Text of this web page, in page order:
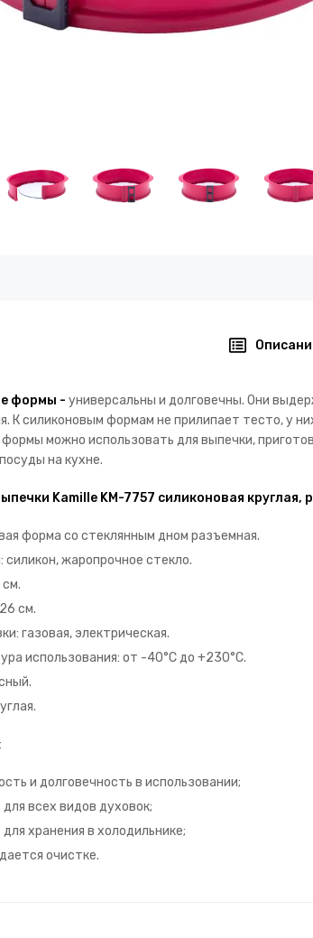
формы - универсальны и долговечны. Они
К силиконовым формам не прилипает тесто, у
можно использовать для выпечки,
на кухне.
Kamille KM-7757 силиконовая круглая,
форма со стеклянным дном разъемная.
силикон, жаропрочное стекло.
см.
газовая, электрическая.
использования: от -40°С до +230°С.
и долговечность в использовании;
всех видов духовок;
хранения в холодильнике;
очистке.